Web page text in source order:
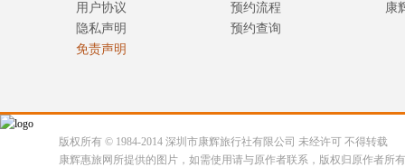
用户协议
隐私声明
免责声明
预约流程
预约查询
康
版权所有 © 1984-2014 深圳市康辉旅行社有限公司 未经许可 不得转载
康辉惠旅网所提供的图片，如需使用请与原作者联系，版权归原作者所